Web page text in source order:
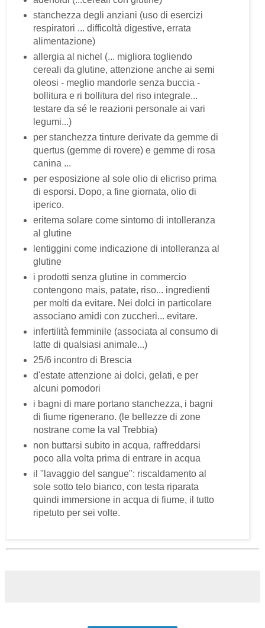
stanchezza degli anziani (uso di esercizi
respiratori ... difficoltà digestive, errata
alimentazione)
allergia al nichel (... migliora togliendo
cereali da glutine, attenzione anche ai semi
oleosi - meglio mandorle senza buccia -
bollitura e ri bollitura del riso integrale...
testare da sé le reazioni personale ai vari
legumi...)
per stanchezza tinture derivate da gemme di
quertus (gemme di rovere) e gemme di rosa
canina ...
per esposizione al sole olio di elicriso prima
di esporsi. Dopo, a fine giornata, olio di
iperico.
eritema solare come sintomo di intolleranza
al glutine
lentiggini come indicazione di intolleranza al
glutine
i prodotti senza glutine in commercio
contengono mais, patate, riso... ingredienti
per molti da evitare. Nei dolci in particolare
associano amidi con zuccheri... evitare.
infertilità femminile (associata al consumo di
latte di qualsiasi animale...)
25/6 incontro di Brescia
d'estate attenzione ai dolci, gelati, e per
alcuni pomodori
i bagni di mare portano stanchezza, i bagni
di fiume rigenerano. (le bellezze di zone
nostrane come la val Trebbia)
non buttarsi subito in acqua, raffreddarsi
poco alla volta prima di entrare in acqua
il "lavaggio del sangue": riscaldamento al
sole sotto telo bianco, con testa riparata
quindi immersione in acqua di fiume, il tutto
ripetuto per sei volte.